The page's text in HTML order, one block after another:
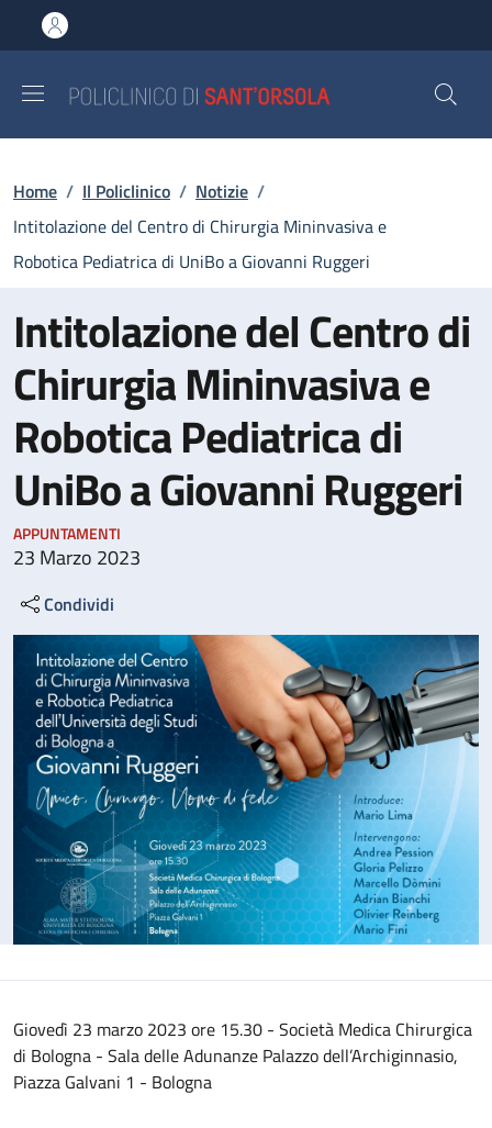
al contenuto principale
to footer content
Briciole di pane
Home / Il Policlinico / Notizie /
Intitolazione del Centro di Chirurgia Mininvasiva e
Robotica Pediatrica di UniBo a Giovanni Ruggeri
Intitolazione del Centro di
Chirurgia Mininvasiva e
Robotica Pediatrica di
UniBo a Giovanni Ruggeri
APPUNTAMENTI
23 Marzo 2023
Condividi
Giovedì 23 marzo 2023 ore 15.30 - Società Medica Chirurgica
di Bologna - Sala delle Adunanze Palazzo dell’Archiginnasio,
Piazza Galvani 1 - Bologna